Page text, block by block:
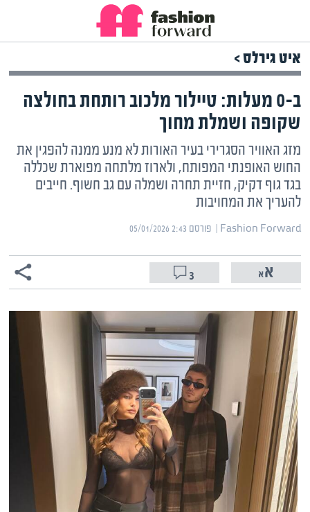
איט גירלס >
ב-0 מעלות: טיילור מלכוב רותחת בחולצה
שקופה ושמלת מחוך
מזג האוויר הסגרירי בעיר האורות לא מנע ממנה להפגין את
החוש האופנתי המפותח, ולארוז מלתחה מפוארת שכללה
בגד גוף דקיק, חזיית תחרה ושמלה עם גב חשוף. חייבים
להעריך את המחויבות
Fashion Forward | ‏ פורסם ‎05/01/2026 2:43
3